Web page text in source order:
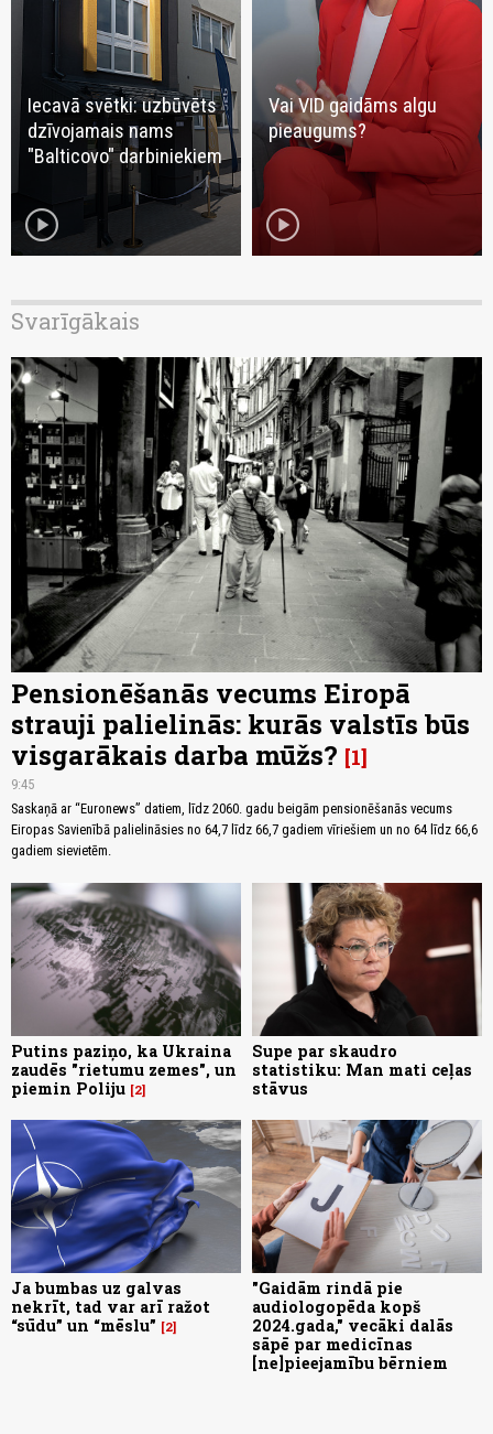
Iecavā svētki: uzbūvēts
dzīvojamais nams
"Balticovo" darbiniekiem
play_circle
Vai VID gaidāms algu
pieaugums?
play_circle
Svarīgākais
Pensionēšanās vecums Eiropā
strauji palielinās: kurās valstīs būs
visgarākais darba mūžs? 1
9:45
Saskaņā ar “Euronews” datiem, līdz 2060. gadu beigām pensionēšanās vecums
Eiropas Savienībā palielināsies no 64,7 līdz 66,7 gadiem vīriešiem un no 64 līdz 66,6
gadiem sievietēm.
Putins paziņo, ka Ukraina
zaudēs "rietumu zemes", un
piemin Poliju 2
Supe par skaudro
statistiku: Man mati ceļas
stāvus
Ja bumbas uz galvas
nekrīt, tad var arī ražot
“sūdu” un “mēslu”
2
"Gaidām rindā pie
audiologopēda kopš
2024.gada," vecāki dalās
sāpē par medicīnas
[ne]pieejamību bērniem